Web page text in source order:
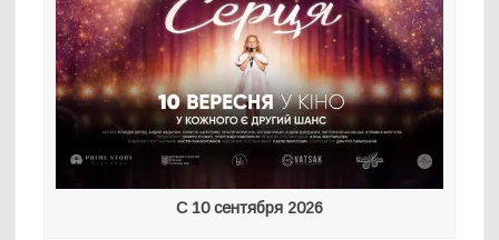
С 10 сентября 2026